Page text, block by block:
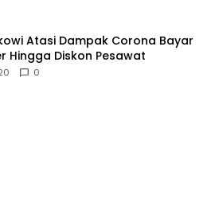
Atasi Dampak Corona Bayar
Hingga Diskon Pesawat
0